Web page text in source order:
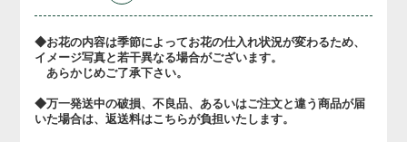
◆お花の内容は季節によってお花の仕入れ状況が変わるため、
イメージ写真と若干異なる場合がございます。
あらかじめご了承下さい。
◆万一発送中の破損、不良品、あるいはご注文と違う商品が届
いた場合は、返送料はこちらが負担いたします。